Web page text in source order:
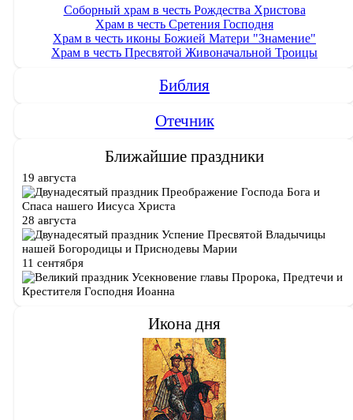
Соборный храм в честь Рождества Христова
Храм в честь Сретения Господня
Храм в честь иконы Божией Матери "Знамение"
Храм в честь Пресвятой Живоначальной Троицы
Библия
Отечник
Ближайшие праздники
19 августа
Преображение Господа Бога и
Спаса нашего Иисуса Христа
28 августа
Успение Пресвятой Владычицы
нашей Богородицы и Приснодевы Марии
11 сентября
Усекновение главы Пророка, Предтечи и
Крестителя Господня Иоанна
Икона дня